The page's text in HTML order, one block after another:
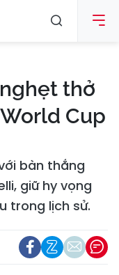
thở
Cup
bàn thắng
giữ hy vọng
trong lịch sử.